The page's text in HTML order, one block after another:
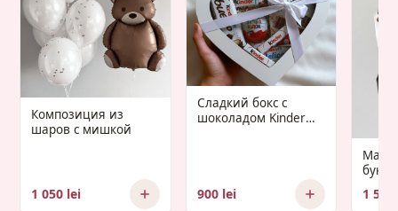
Композиция из
шаров с мишкой
1 050 lei
Сладкий бокс с
шоколадом Kinder
900 lei 1